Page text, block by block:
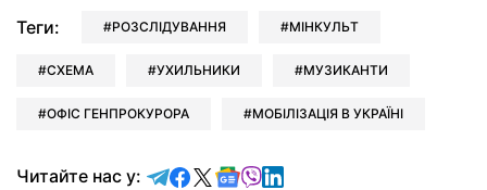
Теги: РОЗСЛІДУВАННЯ МІНКУЛЬТ
СХЕМА УХИЛЬНИКИ МУЗИКАНТИ
ОФІС ГЕНПРОКУРОРА МОБІЛІЗАЦІЯ В УКРАЇНІ
Читайте нас у: Читайте у Telegram
Читайте у Facebook
Читайте у X
Читайте у Google news
Читайте у Viber
Читайте у LinkedIn